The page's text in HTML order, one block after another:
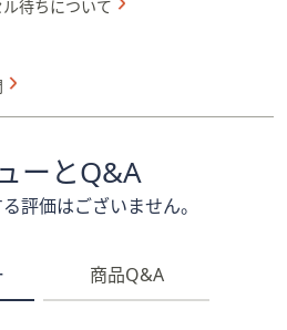
待ちについて
ーとQ&A
評価はございません。
商品Q&A